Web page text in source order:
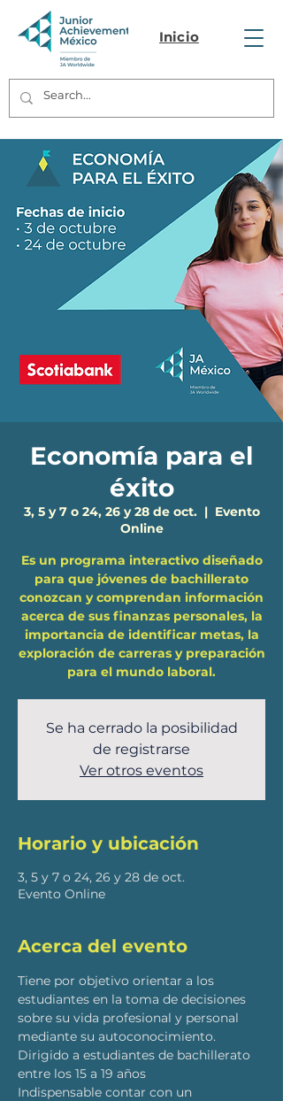
Inicio
Economía para el
éxito
3, 5 y 7 o 24, 26 y 28 de oct.
  |
Evento
Online
Es un programa interactivo diseñado
para que jóvenes de bachillerato
conozcan y comprendan información
acerca de sus finanzas personales, la
importancia de identificar metas, la
exploración de carreras y preparación
para el mundo laboral.
Se ha cerrado la posibilidad
de registrarse
Ver otros eventos
Horario y ubicación
3, 5 y 7 o 24, 26 y 28 de oct.
Evento Online
Acerca del evento
Tiene por objetivo orientar a los
estudiantes en la toma de decisiones
sobre su vida profesional y personal
mediante su autoconocimiento.
Dirigido a estudiantes de bachillerato
entre los 15 a 19 años
Indispensable contar con un